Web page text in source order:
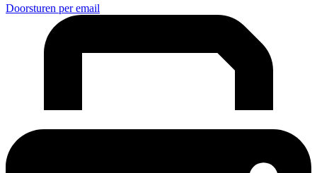
Doorsturen per email